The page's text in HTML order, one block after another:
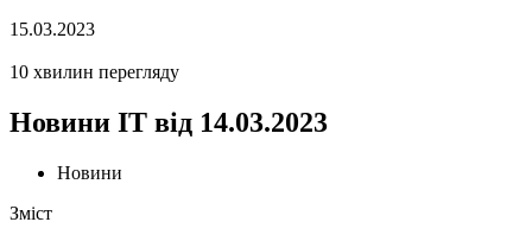
15.03.2023
10 хвилин перегляду
Новини ІТ від 14.03.2023
Новини
Зміст